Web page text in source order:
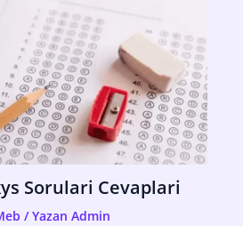
Sorulari Cevaplari
/ Yazan Admin